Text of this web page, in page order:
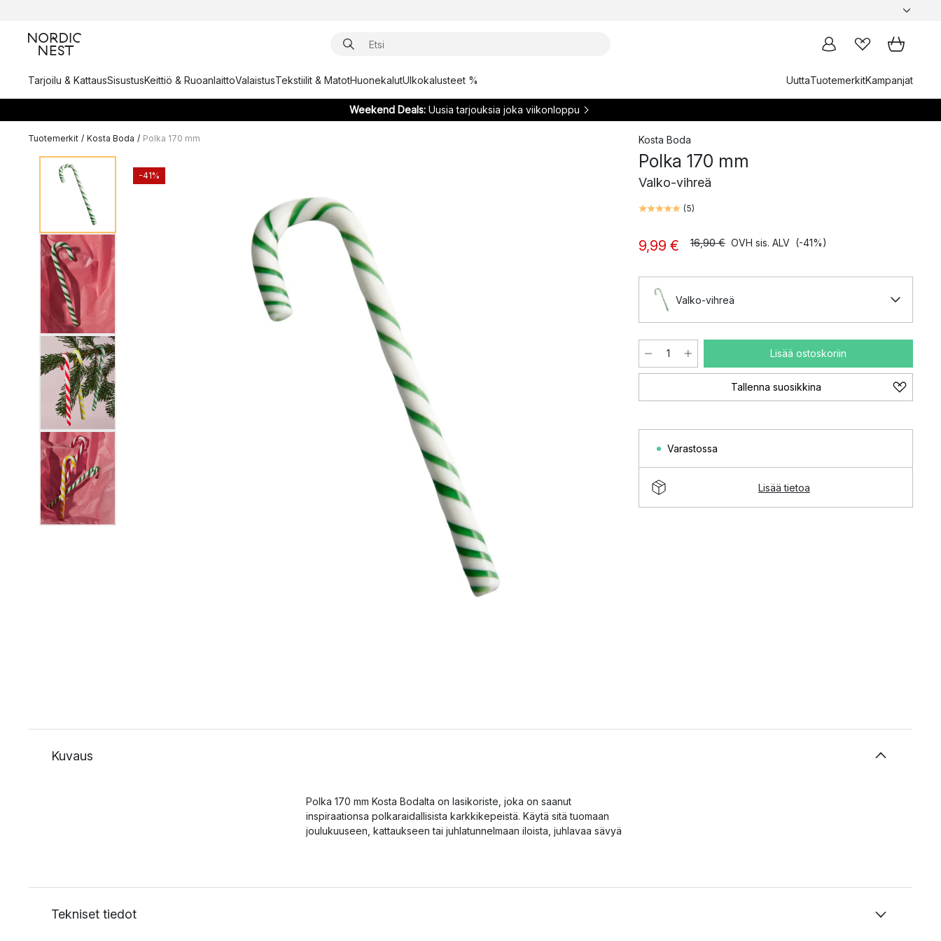
Tarjoilu & KattausSisustusKeittiö & RuoanlaittoValaistusTekstiilit & MatotHuonekalutUlkokalusteet % UuttaTuotemerkitKampanjat
Weekend Deals:Uusia tarjouksia joka viikonloppu
Tuotemerkit / Kosta Boda / Polka 170 mm
-41%
Kosta Boda
Polka 170 mm
Valko-vihreä
(5)
9,99 € 16,90 € OVH sis. ALV (-41%)
Valko-vihreä
Lisää ostoskoriin
Tallenna suosikkina
Varastossa
Lisää tietoa
Kuvaus
Polka 170 mm Kosta Bodalta on lasikoriste, joka on saanut
inspiraationsa polkaraidallisista karkkikepeistä. Käytä sitä tuomaan
joulukuuseen, kattaukseen tai juhlatunnelmaan iloista, juhlavaa sävyä
Tekniset tiedot